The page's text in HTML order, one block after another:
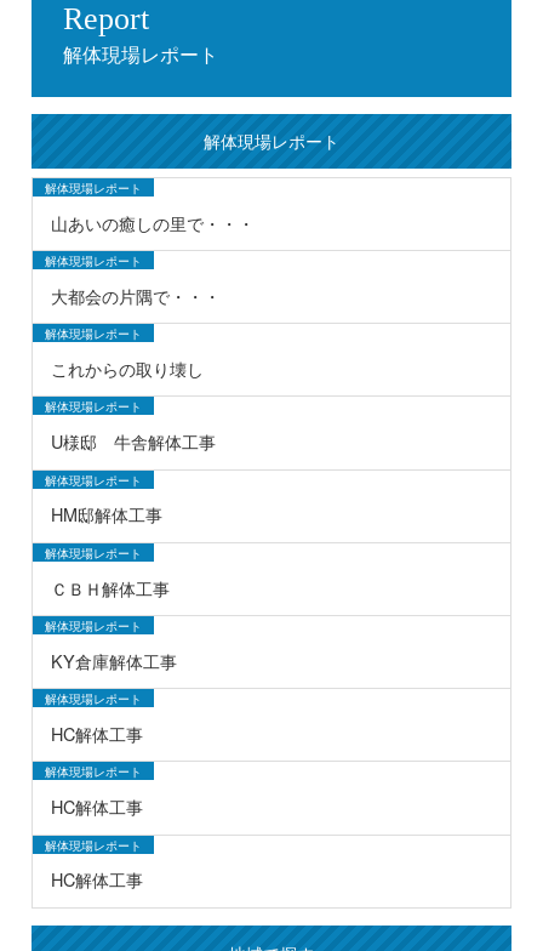
Report
解体現場レポート
解体現場レポート
解体現場レポート
山あいの癒しの里で・・・
解体現場レポート
大都会の片隅で・・・
解体現場レポート
これからの取り壊し
解体現場レポート
U様邸 牛舎解体工事
解体現場レポート
HM邸解体工事
解体現場レポート
ＣＢＨ解体工事
解体現場レポート
KY倉庫解体工事
解体現場レポート
HC解体工事
解体現場レポート
HC解体工事
解体現場レポート
HC解体工事